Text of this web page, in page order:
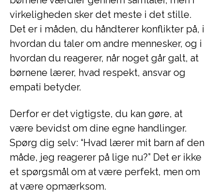
virkeligheden sker det meste i det stille.
Det er i måden, du håndterer konflikter på, i
hvordan du taler om andre mennesker, og i
hvordan du reagerer, når noget går galt, at
børnene lærer, hvad respekt, ansvar og
empati betyder.
Derfor er det vigtigste, du kan gøre, at
være bevidst om dine egne handlinger.
Spørg dig selv: “Hvad lærer mit barn af den
måde, jeg reagerer på lige nu?” Det er ikke
et spørgsmål om at være perfekt, men om
at være opmærksom.